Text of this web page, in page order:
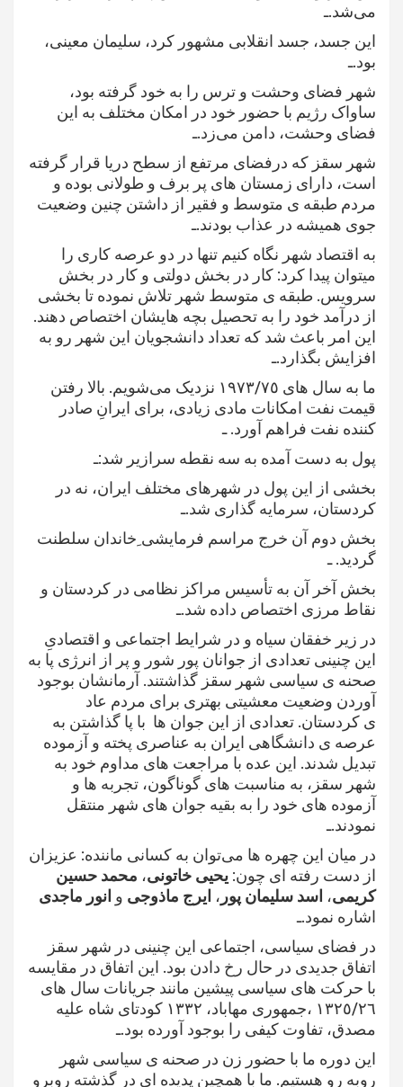
می‌شد.ـ
این جسد، جسد انقلابی مشهور کرد، سلیمان معینی،
بود.ـ
شهر فضای وحشت و ترس را به خود گرفته بود،
ساواک رژیم با حضور خود در امکان مختلف به این
فضای وحشت، دامن می‌زد.ـ
شهر سقز که درفضای مرتفع از سطح دریا قرار گرفته
است، دارای زمستان های پر برف و طولانی بوده و
مردم طبقه ی متوسط و فقیر از داشتن چنین وضعیت
جوی همیشه در عذاب بودند.ـ
به اقتصاد شهر نگاه کنیم تنها در دو عرصه کاری را
میتوان پیدا کرد: کار در بخش دولتی و کار در بخش
سرویس. طبقه ی متوسط شهر تلاش نموده تا بخشی
از درآمد خود را به تحصیل بچه هایشان اختصاص دهند.
این امر باعث شد که تعداد دانشجویان این شهر رو به
افزایش بگذارد.ـ
ما به سال های ١٩٧٣/٧٥ نزدیک می‌شویم. بالا رفتن
قیمت نفت امکانات مادی زیادی، برای ایرانِ صادر
کننده نفت فراهم آورد. ـ
پول به دست آمده به سه نقطه سرازیر شد:ـ
بخشی از این پول در شهرهای مختلف ایران، نه در
کردستان، سرمایه گذاری شد.ـ
بخش دوم آن خرج مراسم فرمایشی ِخاندان سلطنت
گردید. ـ
بخش آخر آن به تأسیس مراکز نظامی در کردستان و
نقاط مرزی اختصاص داده شد.ـ
در زیر خفقان سیاه و در شرایط اجتماعی و اقتصادیِ
این چنینی تعدادی از جوانان پور شور و پر از انرژی پا به
صحنه ی سیاسی شهر سقز گذاشتند. آرمانشان بوجود
آوردن وضعیت معشیتی بهتری برای مردم عاد
ی کردستان. تعدادی از این جوان ها با پا گذاشتن به
عرصه ی دانشگاهی ایران به عناصری پخته و آزموده
تبدیل شدند. این عده با مراجعت های مداوم خود به
شهر سقز، به مناسبت های گوناگون، تجربه ها و
آزموده های خود را به بقیه جوان های شهر منتقل
نمودند.ـ
در میان این چهره ها می‌توان به کسانی ماننده: عزیزان
از دست رفته ای چون: یحیی خاتونی، محمد حسین
کریمی، اسد سلیمان پور ، ایرج ماذوجی و انور ماجدی
اشاره نمود.ـ
در فضای سیاسی، اجتماعی این چنینی در شهر سقز
اتفاق جدیدی در حال رخ دادن بود. این اتفاق در مقایسه
با حرکت های سیاسی پیشین مانند جریانات سال های
١٣٢٥/٢٦ ،جمهوری مهاباد، ١٣٣٢ کودتای شاه علیه
مصدق، تفاوت کیفی را بوجود آورده بود.ـ
این دوره ما با حضور زن در صحنه ی سیاسی شهر
روبه رو هستیم. ما با همچین پدیده ای در گذشته روبرو